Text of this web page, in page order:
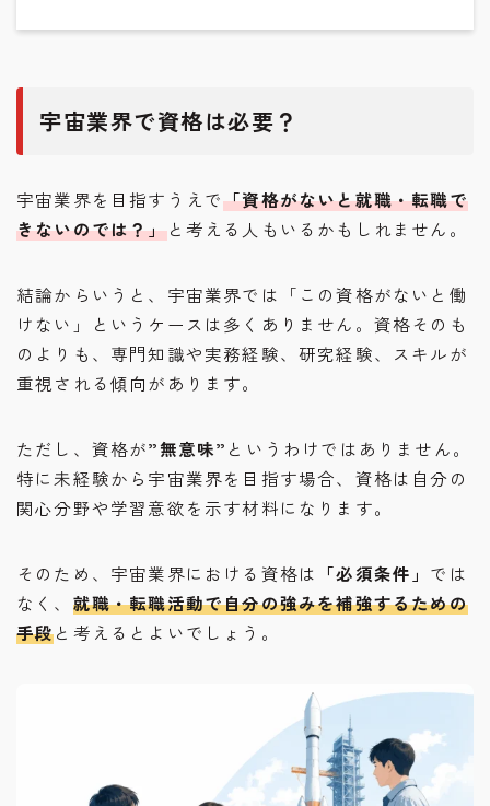
宇宙業界で資格は必要？
宇宙業界を目指すうえで「資格がないと就職・転職で
きないのでは？」と考える人もいるかもしれません。
結論からいうと、宇宙業界では「この資格がないと働
けない」というケースは多くありません。資格そのも
のよりも、専門知識や実務経験、研究経験、スキルが
重視される傾向があります。
ただし、資格が”無意味” というわけではありません。
特に未経験から宇宙業界を目指す場合、資格は自分の
関心分野や学習意欲を示す材料になります。
そのため、宇宙業界における資格は 「必須条件」 では
なく、 就職・転職活動で自分の強みを補強するための
手段と考えるとよいでしょう。